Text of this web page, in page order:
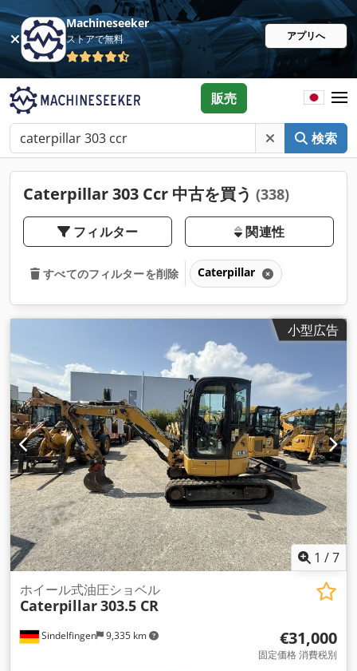
Machineseeker
ストアで無料 アプリへ
検索
販売
Caterpillar 303 Ccr 中古を買う (338)
フィルター 関連性
すべてのフィルターを削除 Caterpillar
小型広告
1 /7
Sindelfingen 9,335 km
ホイール式油圧ショベル
Caterpillar303.5 CR
€31,000
固定価格 消費税別